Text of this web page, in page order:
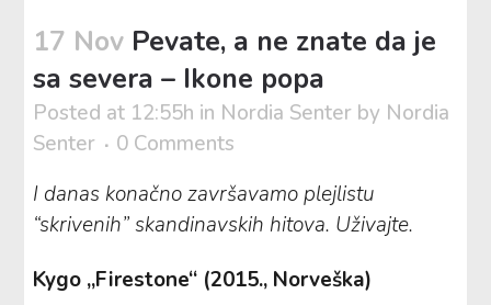
17 Nov Pevate, a ne znate da je
sa severa – Ikone popa
Posted at 12:55h in Nordia Senter by Nordia
Senter
0 Comments
I danas konačno završavamo plejlistu
“skrivenih” skandinavskih hitova. Uživajte.
Kygo „Firestone“ (2015., Norveška)